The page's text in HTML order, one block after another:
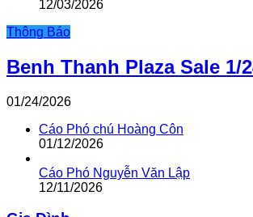
12/03/2026
Thông Báo
Benh Thanh Plaza Sale 1/
01/24/2026
Cáo Phó chú Hoàng Côn
01/12/2026
Cáo Phó Nguyễn Văn Lập
12/11/2026